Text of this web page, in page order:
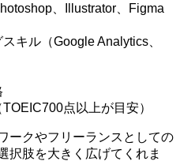
、Illustrator、Figma
キル（Google Analytics、
点以上が目安）
ークやフリーランスとしての
択肢を大きく広げてくれま